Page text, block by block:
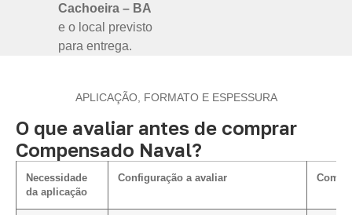
Cachoeira – BA
e o local previsto
para entrega.
APLICAÇÃO, FORMATO E ESPESSURA
O que avaliar antes de comprar
Compensado Naval?
Necessidade
da aplicação
Configuração a avaliar Como